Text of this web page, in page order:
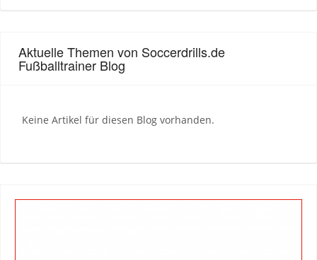
Aktuelle Themen von Soccerdrills.de
Fußballtrainer Blog
Keine Artikel für diesen Blog vorhanden.